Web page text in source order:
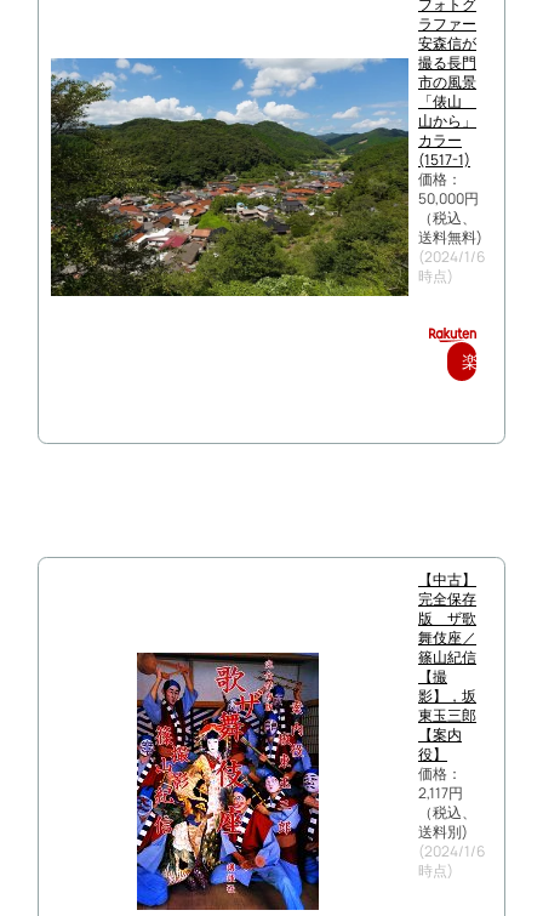
ラファー
安森信が
撮る長門
市の風景
「俵山
山から」
カラー
(1517-1)
価格：
50,000円
（税込、
送料無料)
(2024/1/6
時点)
楽
で
【中古】
完全保存
版 ザ歌
舞伎座／
篠山紀信
【撮
影】，坂
東玉三郎
【案内
役】
価格：
2,117円
（税込、
送料別)
(2024/1/6
時点)